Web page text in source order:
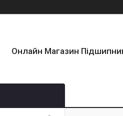
Онлайн Магазин